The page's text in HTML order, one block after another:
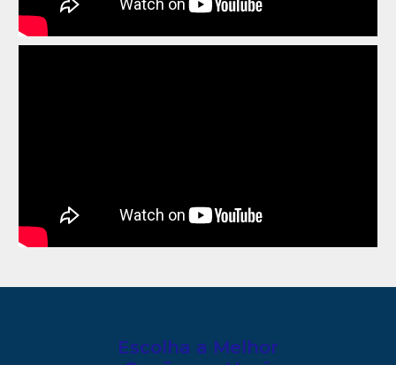
Escolha a Melhor